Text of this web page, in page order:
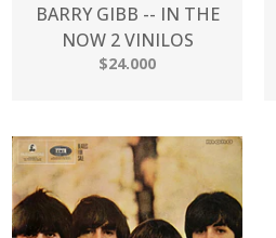
BARRY GIBB -- IN THE
NOW 2 VINILOS
$24.000